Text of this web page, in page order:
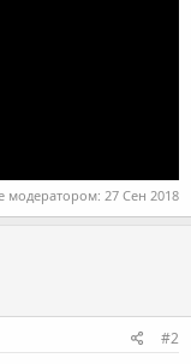
модератором: 27 Сен 2018
#2